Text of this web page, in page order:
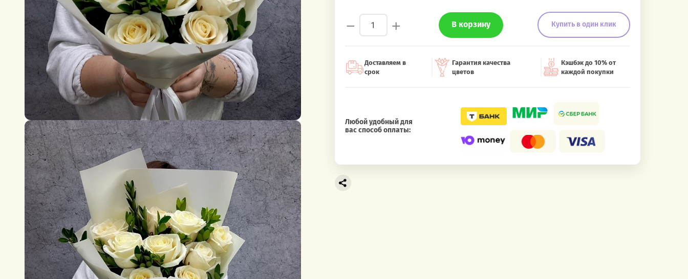
− + В корзину Купить в один клик
Доставляем в
срок
Гарантия качества
цветов
Кэшбэк до 10% от
каждой покупки
Любой удобный для
вас способ оплаты: